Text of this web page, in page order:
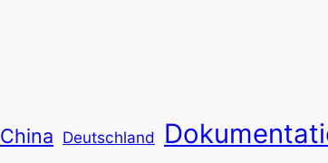
China Deutschland